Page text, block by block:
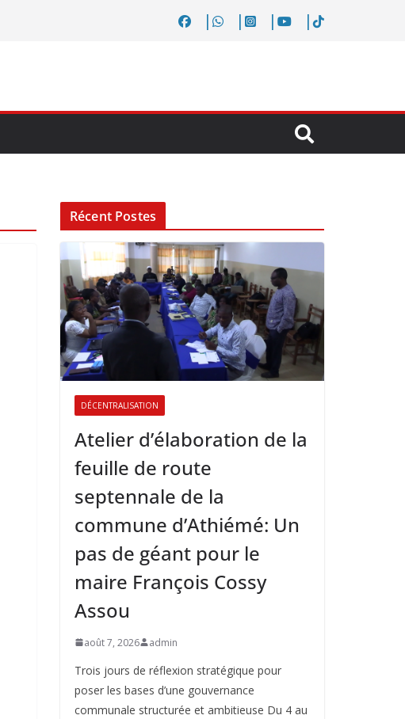
Récent Postes
DÉCENTRALISATION
Atelier d’élaboration de la
feuille de route
septennale de la
commune d’Athiémé: Un
pas de géant pour le
maire François Cossy
Assou
août 7, 2026 admin
Trois jours de réflexion stratégique pour
poser les bases d’une gouvernance
communale structurée et ambitieuse Du 4 au